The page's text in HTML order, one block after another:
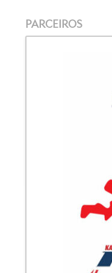
PARCEIROS